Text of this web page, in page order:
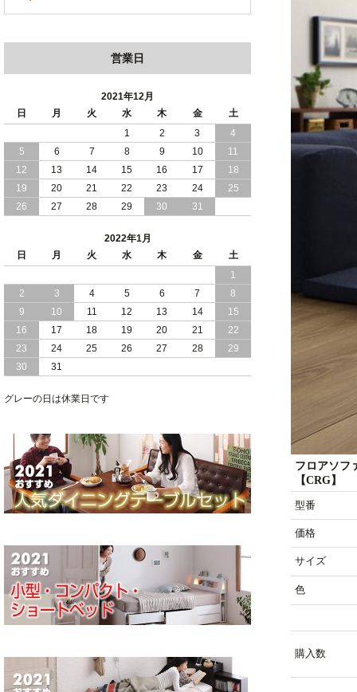
フロアソフ
【CRG】
型番
価格
サイズ
色
購入数
営業日
2021年12月
日
月 火 水 木 金
土
1
2 3
4
5
6 7 8 9 10
11
12
13 14 15 16 17
18
19
20 21 22 23 24
25
26
27 28 29 30 31
2022年1月
日
月 火 水 木 金
土
1
2
3 4 5 6 7
8
9
10 11 12 13 14
15
16
17 18 19 20 21
22
23
24 25 26 27 28
29
30
31
グレーの日は休業日です